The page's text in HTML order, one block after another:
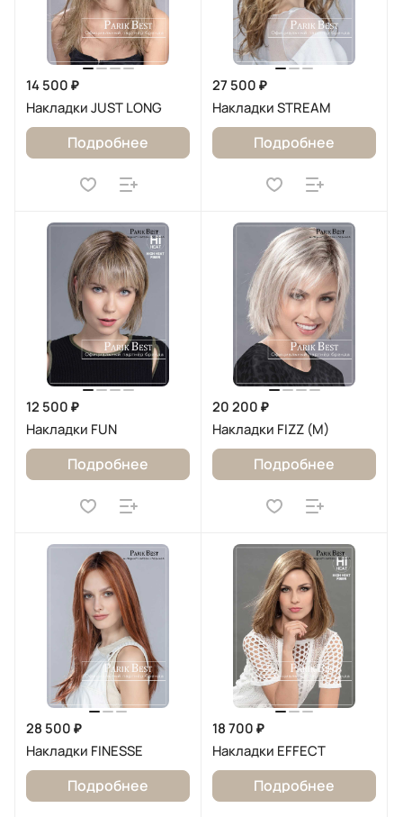
14 500 ₽
Накладки JUST LONG
Подробнее
27 500 ₽
Накладки STREAM
Подробнее
12 500 ₽
Накладки FUN
Подробнее
20 200 ₽
Накладки FIZZ (M)
Подробнее
28 500 ₽
Накладки FINESSE
Подробнее
18 700 ₽
Накладки EFFECT
Подробнее